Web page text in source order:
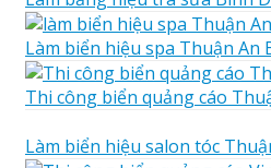
Làm biển hiệu spa Thuận An
Thi công biển quảng cáo
Làm biển hiệu salon tóc